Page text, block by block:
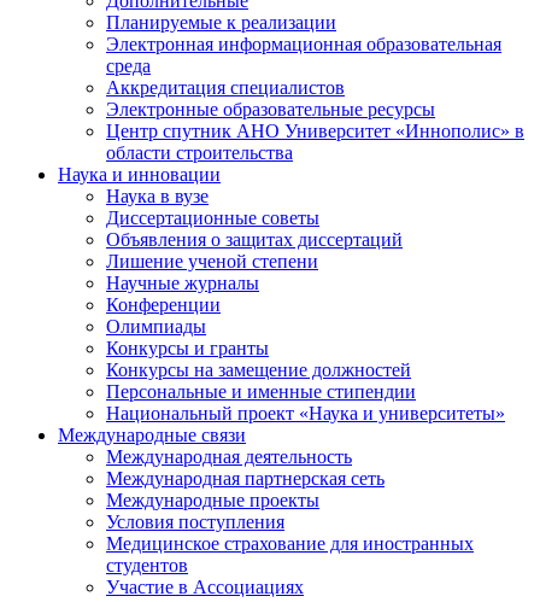
Планируемые к реализации
Электронная информационная образовательная
среда
Аккредитация специалистов
Электронные образовательные ресурсы
Центр спутник АНО Университет «Иннополис» в
области строительства
Наука и инновации
Наука в вузе
Диссертационные советы
Объявления о защитах диссертаций
Лишение ученой степени
Научные журналы
Конференции
Олимпиады
Конкурсы и гранты
Конкурсы на замещение должностей
Персональные и именные стипендии
Национальный проект «Наука и университеты»
Международные связи
Международная деятельность
Международная партнерская сеть
Международные проекты
Условия поступления
Медицинское страхование для иностранных
студентов
Участие в Ассоциациях